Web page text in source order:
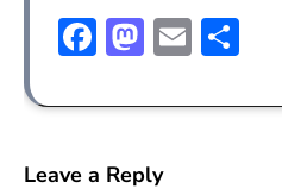
Facebook
Email
Leave a Reply